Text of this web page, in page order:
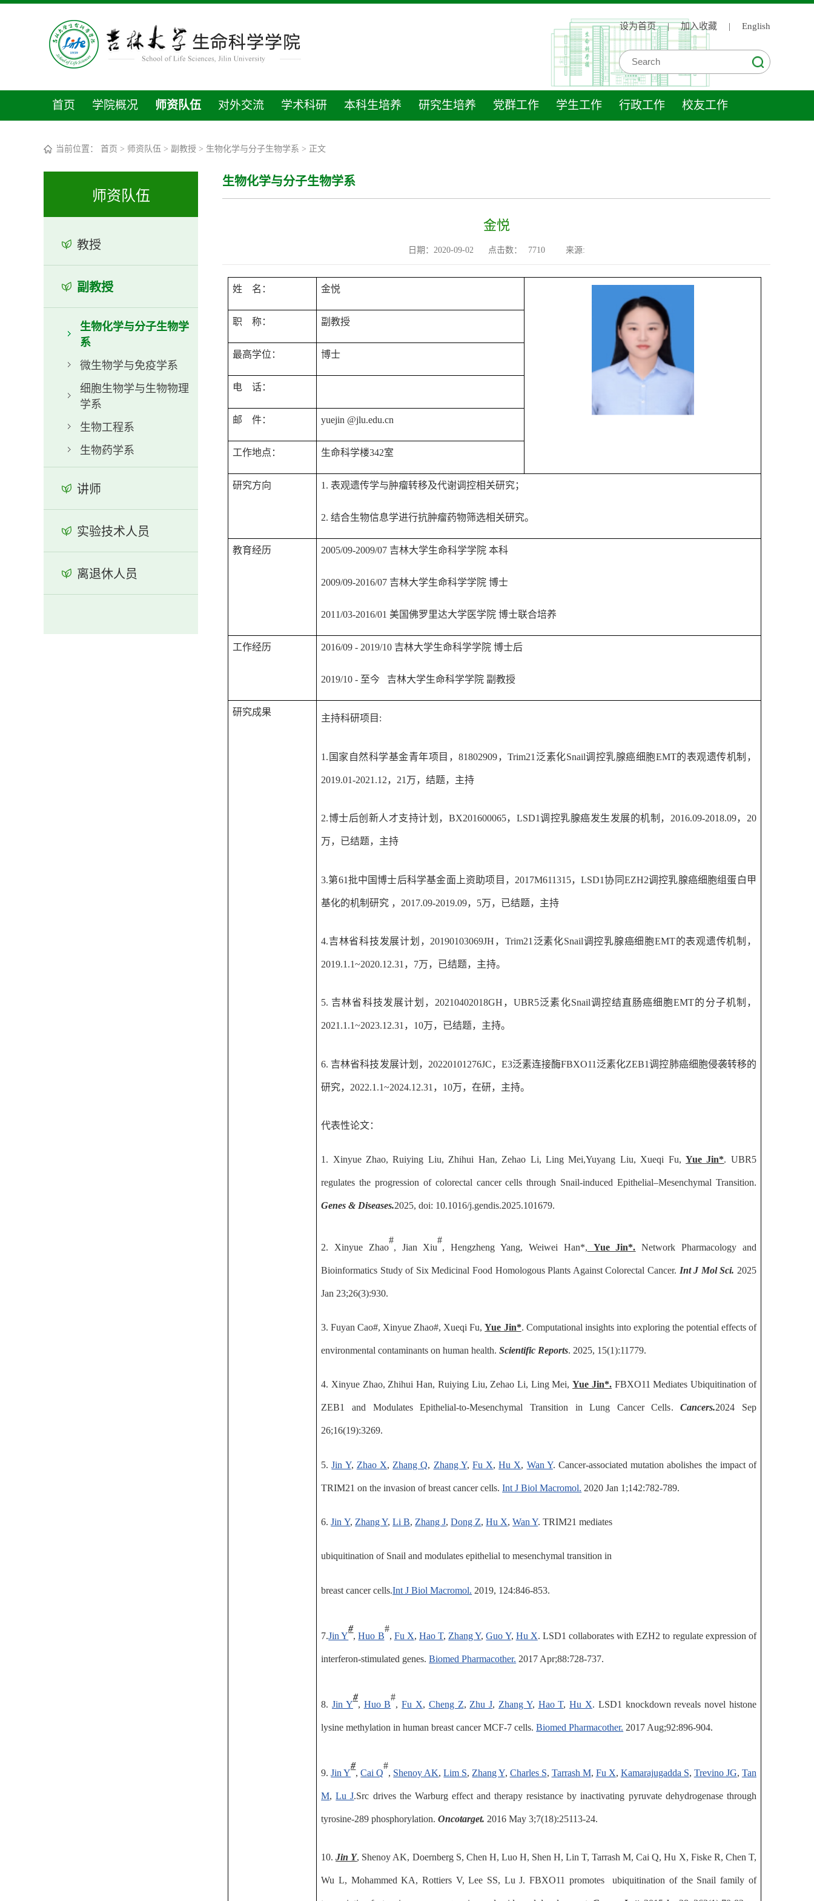
设为首页 | 加入收藏 | English
首页 学院概况 师资队伍 对外交流 学术科研 本科生培养 研究生培养 党群工作 学生工作 行政工作 校友工作
当前位置： 首页 > 师资队伍 > 副教授 > 生物化学与分子生物学系 > 正文
师资队伍
教授
副教授
生物化学与分子生物学
系
微生物学与免疫学系
细胞生物学与生物物理
学系
生物工程系
生物药学系
讲师
实验技术人员
离退休人员
生物化学与分子生物学系
金悦
日期：2020-09-02 点击数： 7710 来源:
姓 名： 金悦
职 称： 副教授
最高学位： 博士
电 话：
邮 件： yuejin @jlu.edu.cn
工作地点： 生命科学楼342室
研究方向 1.表观遗传学与肿瘤转移及代谢调控相关研究；
2.结合生物信息学进行抗肿瘤药物筛选相关研究。
教育经历 2005/09-2009/07 吉林大学生命科学学院 本科
2009/09-2016/07 吉林大学生命科学学院 博士
2011/03-2016/01 美国佛罗里达大学医学院 博士联合培养
工作经历 2016/09 - 2019/10 吉林大学生命科学学院 博士后
2019/10 - 至今 吉林大学生命科学学院 副教授
研究成果
主持科研项目 :
1. 国家自然科学基金青年项目，81802909，Trim21 泛素化Snail调控乳腺癌细胞EMT的表观遗传机制，
2019.01-2021.12， 21 万，结题，主持
2.博士后创新人才支持计划， BX201600065， LSD1调控乳腺癌发生发展的机制， 2016.09-2018.09， 20
万，已结题，主持
3.第61批中国博士后科学基金面上资助项目， 2017M611315，LSD1协同EZH2调控乳腺癌细胞组蛋白甲
基化的机制研究 ， 201 7.09-2019.09， 5万，已结题，主持
4.吉林省科技发展计划， 20190103069JH ， Trim21 泛素化Snail调控乳腺癌细胞EMT的表观遗传机制，
2019.1.1~2020.12.31 ， 7万， 已结题，主持。
5. 吉林省科技发展计划 ， 20210402018GH ，UBR5泛素化Snail调控结直肠癌细胞EMT的分子机制 ，
2021.1.1~2023.12.31 ， 10万， 已结题，主持。
6. 吉林省科技发展计划 ， 20220101276JC， E3泛素连接酶FBXO11 泛素化ZEB1调控肺癌细胞侵袭转移的
研究， 2022.1.1~2024.12.31 ， 10万，在研，主持。
代表性论文：
1. Xinyue Zhao,Ruiying Liu, Zhihui Han, Zehao Li, Ling Mei,Yuyang Liu, Xueqi Fu,Yue Jin*. UBR5
regulates the progression of colorectal cancer cells through Snail-induced Epithelial–Mesenchymal Transition.
Genes & Diseases.2025, doi: 10.1016/j.gendis.2025.101679.
2. Xinyue Zhao
#
, Jian Xiu
#
, Hengzheng Yang, Weiwei Han*, Yue Jin*. Network Pharmacology and
Bioinformatics Study of Six Medicinal Food Homologous Plants Against Colorectal Cancer. Int J Mol Sci. 2025
Jan 23;26(3):930.
3.Fuyan Cao#, Xinyue Zhao#, Xueqi Fu,Yue Jin*. Computational insights into exploring the potential effects of
environmental contaminants on human health.Scientific Reports. 2025, 15(1):11779.
4. Xinyue Zhao, Zhihui Han, Ruiying Liu, Zehao Li, Ling Mei,Yue Jin*. FBXO11 Mediates Ubiquitination of
ZEB1 and Modulates Epithelial-to-Mesenchymal Transition in Lung Cancer Cells.Cancers.2024 Sep
26;16(19):3269.
5. Jin Y, Zhao X, Zhang Q, Zhang Y, Fu X,Hu X, Wan Y. Cancer-associated mutationabolishes the impact of
TRIM21 on the invasion of breast cancer cells. Int J Biol Macromol. 2020 Jan 1;142:782-789.
6.Jin Y, Zhang Y,Li B, Zhang J,Dong Z,Hu X,Wan Y. TRIM21 mediates
ubiquitination of Snail and modulates epithelial to mesenchymal transition in
breast cancer cells.Int J Biol Macromol. 2019, 124:846-853.
7.Jin Y
#
,Huo B
#
, Fu X, Hao T, Zhang Y,Guo Y, Hu X. LSD1 collaborates with EZH2 to regulate expression of
interferon-stimulated genes. Biomed Pharmacother. 2017 Apr;88:728-737.
8. Jin Y
#
, Huo B
#
,Fu X, Cheng Z, Zhu J, Zhang Y, Hao T,Hu X. LSD1 knockdown reveals novel histone
lysine methylation in human breast cancer MCF-7 cells.Biomed Pharmacother. 2017 Aug;92:896-904.
9.Jin Y
#
,Cai Q
#
, Shenoy AK,Lim S, Zhang Y, Charles S, Tarrash M, Fu X, Kamarajugadda S, Trevino JG, Tan
M,Lu J.Src drives the Warburg effect and therapy resistance by inactivating pyruvate dehydrogenase through
tyrosine-289 phosphorylation.Oncotarget. 2016 May 3;7(18):25113-24.
10.Jin Y, Shenoy AK, Doernberg S, Chen H, Luo H, Shen H, Lin T, Tarrash M, Cai Q, Hu X, Fiske R, Chen T,
Wu L, Mohammed KA, Rottiers V, Lee SS, Lu J. FBXO11 promotes ubiquitination of the Snail family of